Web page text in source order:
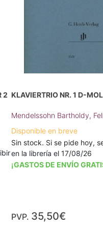
2 KLAVIERTRIO NR. 1 D-
Mendelssohn Bartholdy,
Disponible en breve
Sin stock. Si se pide hoy,
en la librería el 17/08/26
¡GASTOS DE ENVÍO
PVP. 35,50€